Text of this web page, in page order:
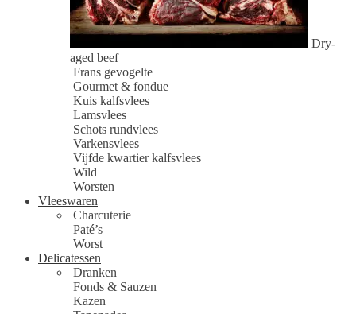
Dry-
aged beef
Frans gevogelte
Gourmet & fondue
Kuis kalfsvlees
Lamsvlees
Schots rundvlees
Varkensvlees
Vijfde kwartier kalfsvlees
Wild
Worsten
Vleeswaren
Charcuterie
Paté’s
Worst
Delicatessen
Dranken
Fonds & Sauzen
Kazen